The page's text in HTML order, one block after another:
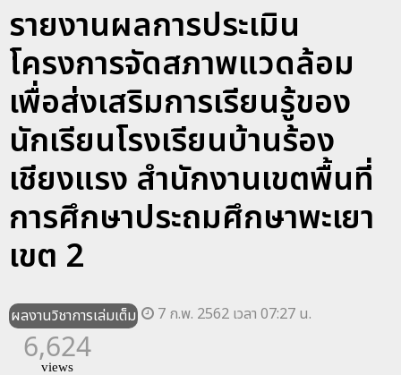
รายงานผลการประเมิน
โครงการจัดสภาพแวดล้อม
เพื่อส่งเสริมการเรียนรู้ของ
นักเรียนโรงเรียนบ้านร้อง
เชียงแรง สำนักงานเขตพื้นที่
การศึกษาประถมศึกษาพะเยา
เขต 2
ผลงานวิชาการเล่มเต็ม 7 ก.พ. 2562 เวลา 07:27 น.
6,624
views